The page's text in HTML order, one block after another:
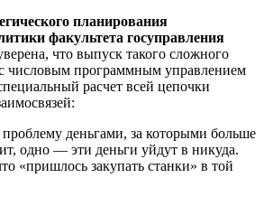
планирования
факультета госуправления
что выпуск такого сложного
числовым программным управлением
расчет всей цепочки
деньгами, за которыми больше
одно — эти деньги уйдут в никуда.
«пришлось закупать станки» в той